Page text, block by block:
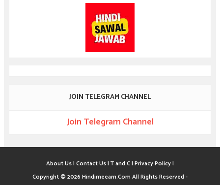
JOIN TELEGRAM CHANNEL
Join Telegram Channel
About Us | Contact Us | T and C | Privacy Policy |
Copyright © 2026 Hindimeearn.Com All Rights Reserved -